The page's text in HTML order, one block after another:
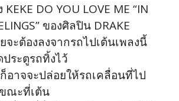
KEKE DO YOU LOVE ME “IN
ของศิลปิน DRAKE
จะต้องลงจากรถไปเต้นเพลงนี้
ประตูรถทิ้งไว้
อาจจะปล่อยให้รถเคลื่อนที่ไป
ณะที่เต้น